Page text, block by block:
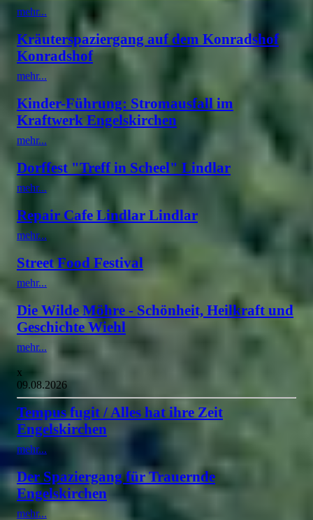
mehr...
Kräuterspaziergang auf dem Konradshof
Konradshof
mehr...
Kinder-Führung: Stromausfall im
Kraftwerk Engelskirchen
mehr...
Dorffest "Treff in Scheel" Lindlar
mehr...
Repair Cafe Lindlar Lindlar
mehr...
Street Food Festival
mehr...
Die Wilde Möhre - Schönheit, Heilkraft und
Geschichte Wiehl
mehr...
x
09.08.2026
Tempus fugit / Alles hat ihre Zeit
Engelskirchen
mehr...
Der Spaziergang für Trauernde
Engelskirchen
mehr...